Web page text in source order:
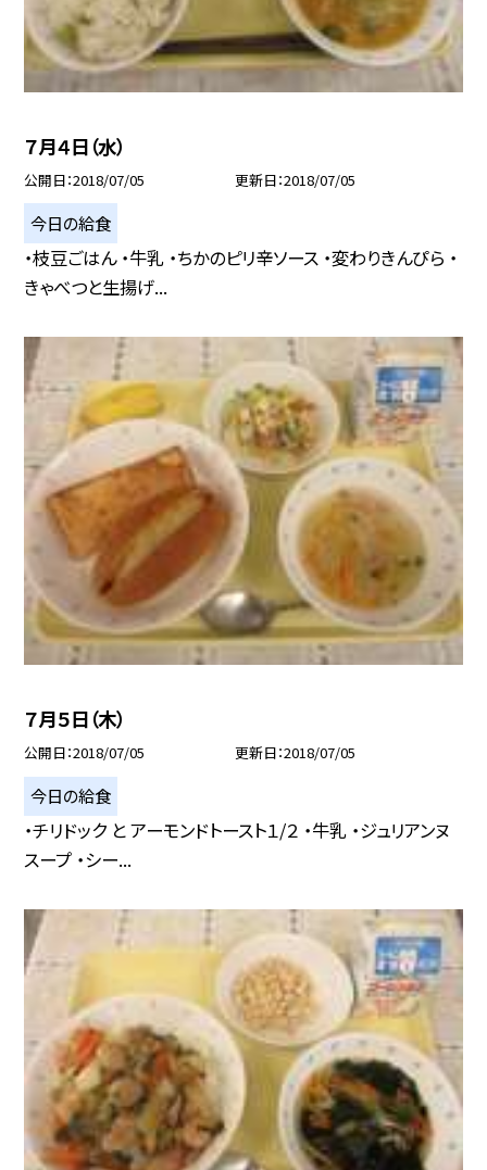
７月４日（水）
公開日 2018/07/05 更新日 2018/07/05
今日の給食
・枝豆ごはん ・牛乳 ・ちかのピリ辛ソース ・変わりきんぴら ・
きゃべつと生揚げ...
７月５日（木）
公開日 2018/07/05 更新日 2018/07/05
今日の給食
・チリドック と アーモンドトースト１/２ ・牛乳 ・ジュリアンヌ
スープ ・シー...